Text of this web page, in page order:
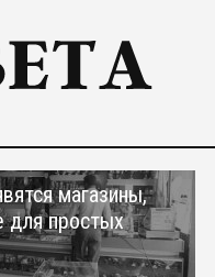
магазины,
для простых